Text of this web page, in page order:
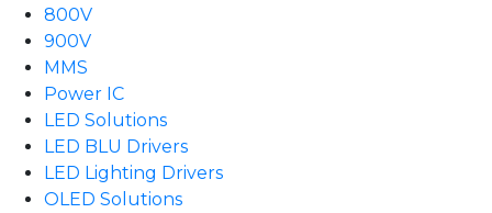
800V
900V
MMS
Power IC
LED Solutions
LED BLU Drivers
LED Lighting Drivers
OLED Solutions